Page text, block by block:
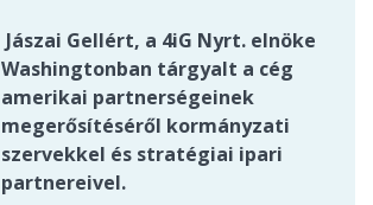
Jászai Gellért, a 4iG Nyrt. elnöke
Washingtonban tárgyalt a cég
amerikai partnerségeinek
megerősítéséről kormányzati
szervekkel és stratégiai ipari
partnereivel.